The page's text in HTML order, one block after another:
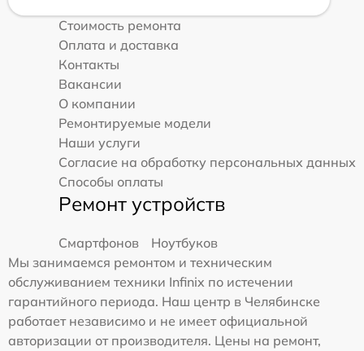
Стоимость ремонта
Оплата и доставка
Контакты
Вакансии
О компании
Ремонтируемые модели
Наши услуги
Согласие на обработку персональных данных
Способы оплаты
Ремонт устройств
Смартфонов
Ноутбуков
Мы занимаемся ремонтом и техническим
обслуживанием техники Infinix по истечении
гарантийного периода. Наш центр в Челябинске
работает независимо и не имеет официальной
авторизации от производителя. Цены на ремонт,